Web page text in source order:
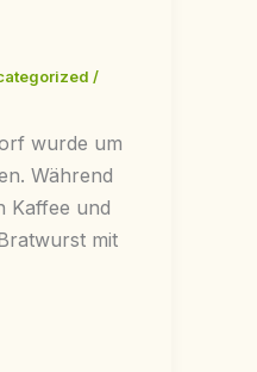
/
wurde um
Während
Kaffee und
mit